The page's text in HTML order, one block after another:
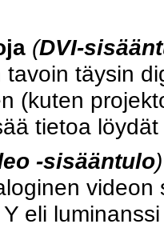
(DVI-
tavoin täysin
(kuten
tietoa löydät
-sisääntulo)
eli